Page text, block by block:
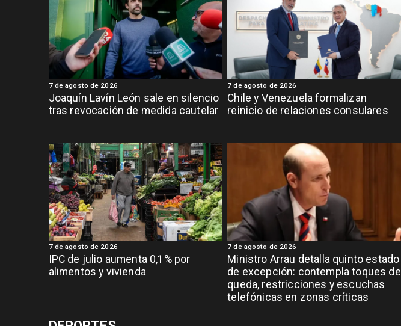
Joaquín Lavín León sale en silencio
tras revocación de medida cautelar
7 de agosto de 2026
Chile y Venezuela formalizan
reinicio de relaciones consulares
7 de agosto de 2026
IPC de julio aumenta 0,1% por
alimentos y vivienda
7 de agosto de 2026
Ministro Arrau detalla quinto estado
de excepción: contempla toques de
queda, restricciones y escuchas
telefónicas en zonas críticas
7 de agosto de 2026